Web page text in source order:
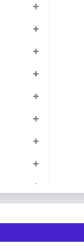
+Раскрыть
+Раскрыть
+Раскрыть
+Раскрыть
+Раскрыть
+Раскрыть
+Раскрыть
+Раскрыть
+